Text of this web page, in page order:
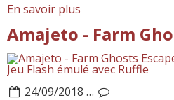
En savoir plus
Amajeto - Farm
Jeu Flash émulé avec Ruffle
24/09/2018 …